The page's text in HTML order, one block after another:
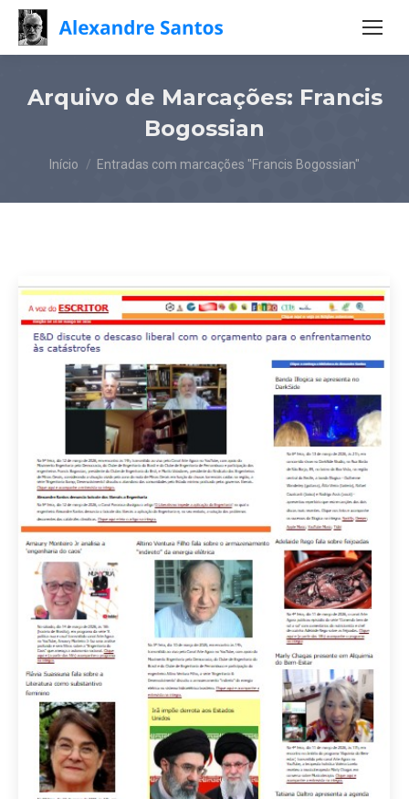
Arquivo de Marcações: Francis
Bogossian
Você está aqui:
Início Entradas com marcações "Francis Bogossian"